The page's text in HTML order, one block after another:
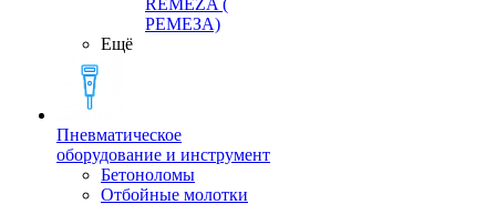
REMEZA (
РЕМЕЗА)
Ещё
Пневматическое
оборудование и инструмент
Бетоноломы
Отбойные молотки